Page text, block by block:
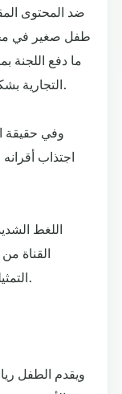
ضد المحتوى
طفل صغير في
ما دفع اللجنة
التجارية بشكل واضح على وسائل التواصل الاجتماعي.
وفي حقيقة
اجتذاب
اللغط
القناة
التمثيلية غير الدعائية والإعلانات مدفوعة الأجر.